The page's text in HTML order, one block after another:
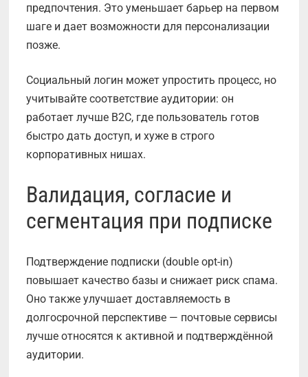
предпочтения. Это уменьшает барьер на первом
шаге и дает возможности для персонализации
позже.
Социальный логин может упростить процесс, но
учитывайте соответствие аудитории: он
работает лучше B2C, где пользователь готов
быстро дать доступ, и хуже в строго
корпоративных нишах.
Валидация, согласие и
сегментация при подписке
Подтверждение подписки (double opt-in)
повышает качество базы и снижает риск спама.
Оно также улучшает доставляемость в
долгосрочной перспективе — почтовые сервисы
лучше относятся к активной и подтверждённой
аудитории.